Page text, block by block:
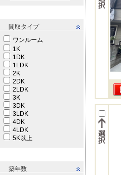
間取タイプ
ワンルーム
1K
1DK
1LDK
2K
2DK
2LDK
3K
3DK
3LDK
4DK
4LDK
5K以上
築年数